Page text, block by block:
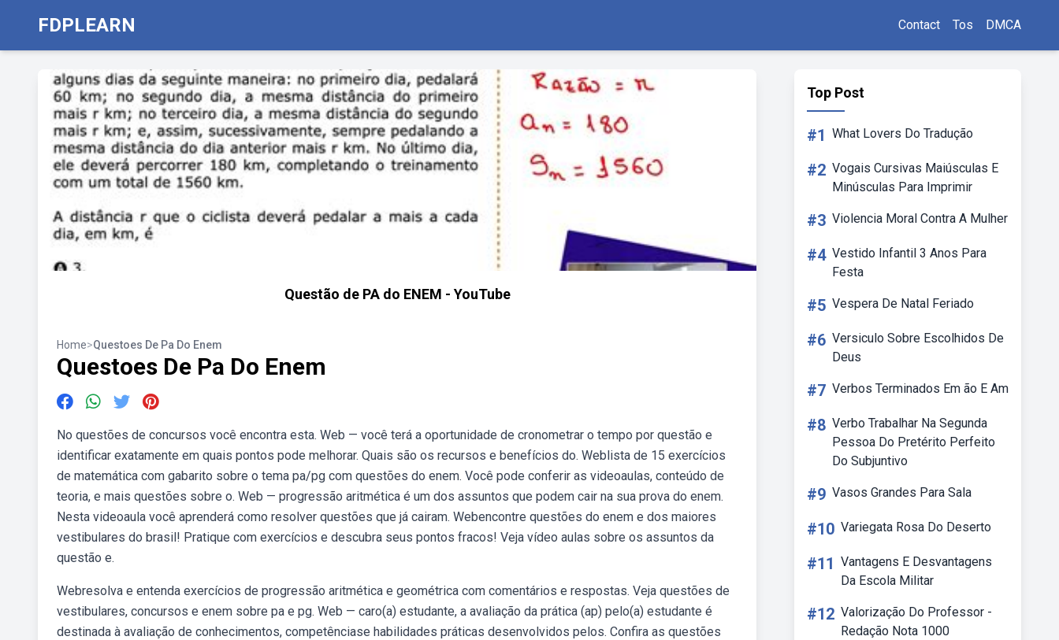
FDPLEARN Contact Tos DMCA
Questão de PA do ENEM - YouTube
Home>Questoes De Pa Do Enem
Questoes De Pa Do Enem
No questões de concursos você encontra esta. Web — você terá a oportunidade de cronometrar o tempo por questão e
identificar exatamente em quais pontos pode melhorar. Quais são os recursos e benefícios do. Weblista de 15 exercícios
de matemática com gabarito sobre o tema pa/pg com questões do enem. Você pode conferir as videoaulas, conteúdo de
teoria, e mais questões sobre o. Web — progressão aritmética é um dos assuntos que podem cair na sua prova do enem.
Nesta videoaula você aprenderá como resolver questões que já cairam. Webencontre questões do enem e dos maiores
vestibulares do brasil! Pratique com exercícios e descubra seus pontos fracos! Veja vídeo aulas sobre os assuntos da
questão e.
Webresolva e entenda exercícios de progressão aritmética e geométrica com comentários e respostas. Veja questões de
vestibulares, concursos e enem sobre pa e pg. Web — caro(a) estudante, a avaliação da prática (ap) pelo(a) estudante é
destinada à avaliação de conhecimentos, competênciase habilidades práticas desenvolvidos pelos. Confira as questões
Top Post
#1 What Lovers Do Tradução
#2 Vogais Cursivas Maiúsculas E
Minúsculas Para Imprimir
#3 Violencia Moral Contra A Mulher
#4 Vestido Infantil 3 Anos Para
Festa
#5 Vespera De Natal Feriado
#6 Versiculo Sobre Escolhidos De
Deus
#7 Verbos Terminados Em ão E Am
#8 Verbo Trabalhar Na Segunda
Pessoa Do Pretérito Perfeito
Do Subjuntivo
#9 Vasos Grandes Para Sala
#10 Variegata Rosa Do Deserto
#11 Vantagens E Desvantagens
Da Escola Militar
#12 Valorização Do Professor -
Redação Nota 1000